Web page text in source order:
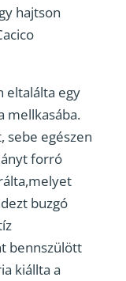
hajtson
eltalálta egy
mellkasába.
sebe egészen
forró
buzgó
bennszülött
kiállta a